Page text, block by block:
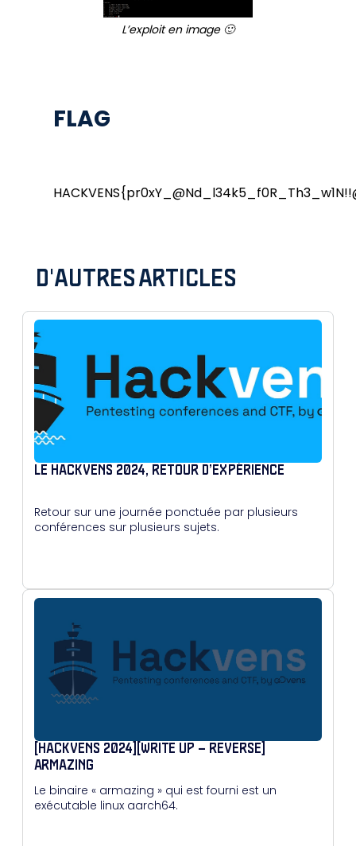
L’exploit en image 🙂
FLAG
D'AUTRES ARTICLES
LE HACKVENS 2024, RETOUR D’EXPÉRIENCE
Retour sur une journée ponctuée par plusieurs
conférences sur plusieurs sujets.
[HACKVENS 2024][WRITE UP – REVERSE]
ARMAZING
Le binaire « armazing » qui est fourni est un
exécutable linux aarch64.